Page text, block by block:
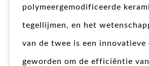
polymeergemodificeerde
tegellijmen, en het
van de twee is een innovatieve
geworden om de efficiëntie